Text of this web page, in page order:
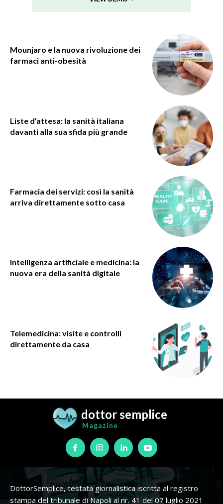
Mounjaro e la nuova rivoluzione dei
farmaci anti-obesità
Liste d’attesa: la sanità italiana
davanti alla sua sfida più grande
Farmacia dei servizi: così la sanità
arriva direttamente sotto casa
Intelligenza artificiale e medicina: la
nuova era della sanità digitale
Telemedicina: visite e controlli
direttamente da casa
dottor semplice
Magazine
DottorSemplice, testata giornalistica iscritta al registro
stampa del tribunale di Napoli al nr. 41 del 07 luglio 2021